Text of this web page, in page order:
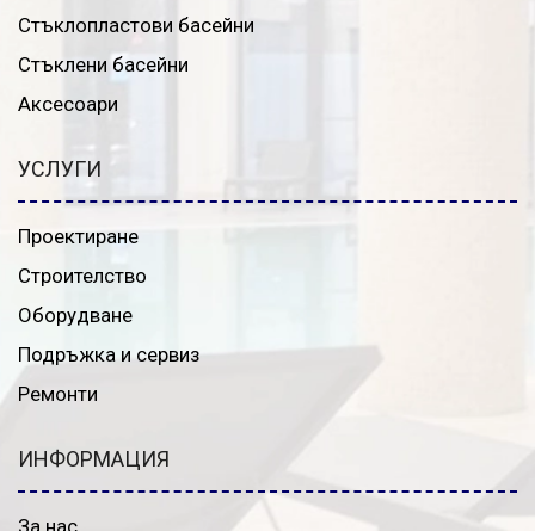
Стъклопластови басейни
Стъклени басейни
Аксесоари
УСЛУГИ
Проектиране
Строителство
Оборудване
Подръжка и сервиз
Ремонти
ИНФОРМАЦИЯ